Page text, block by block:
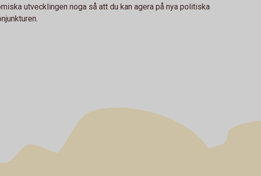
utvecklingen noga så att du kan agera på nya politiska